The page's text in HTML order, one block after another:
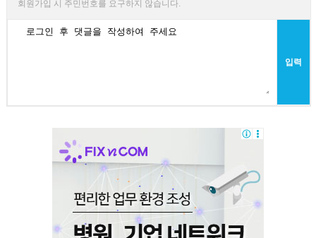
회원가입 시 주민번호를 요구하지 않습니다.
입력